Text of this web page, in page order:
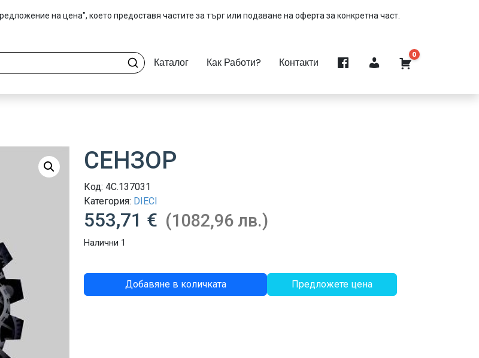
на цена", което предоставя частите за търг или подаване на оферта за конкретна част.
Каталог Как Работи? Контакти
0
СЕНЗОР
Код: 4C.137031
Категория: DIECI
553,71 € (1082,96 лв.)
Налични 1
количество
за
Добавяне в количката Предложете цена